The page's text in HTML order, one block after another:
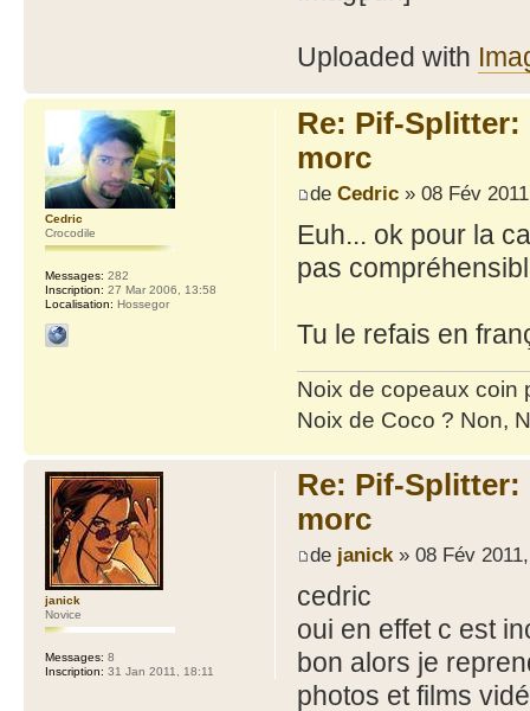
Uploaded with
Re: Pif-
morc
de Cedric» 08 Fév
Euh... ok pour la
pas
Tu le refais en
Noix de copeaux coin
Noix de Coco ? Non,
Cedric
Crocodile
Messages: 282
Inscription: 27 Mar 2006, 13:58
Localisation: Hossegor
Re: Pif-
morc
de janick» 08 Fév
cedric
oui en effet c est
bon alors je
photos et films
janick
Novice
Messages: 8
Inscription: 31 Jan 2011, 18:11